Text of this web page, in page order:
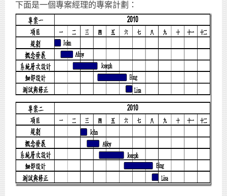
下面是一個專案經理的專案計劃：